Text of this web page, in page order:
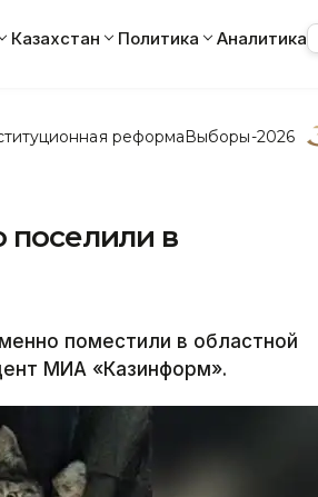
Казахстан Политика Аналитика
реформаВыборы-2026
в
поместили в областной
МИА «Казинформ».